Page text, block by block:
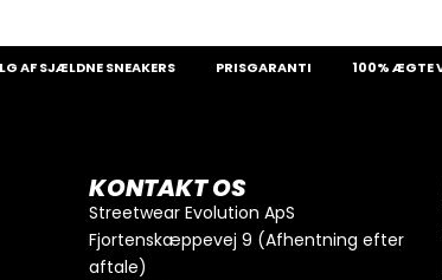
GÅ TIL BETALING
SNEAKERS PRISGARANTI 100% ÆGTE VARER
KONTAKT OS
Streetwear Evolution ApS
Fjortenskæppevej 9 (Afhentning efter
aftale)